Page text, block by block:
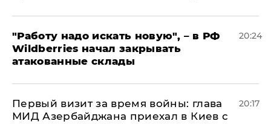
"Работу надо искать новую", – в РФ
Wildberries начал закрывать
атакованные склады
20:24
Первый визит за время войны: глава
МИД Азербайджана приехал в Киев с
20:17